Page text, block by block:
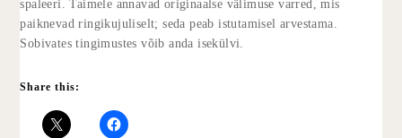
spaleeri. Taimele annavad originaalse välimuse varred, mis
paiknevad ringikujuliselt; seda peab istutamisel arvestama.
Sobivates tingimustes võib anda isekülvi.
Share this: